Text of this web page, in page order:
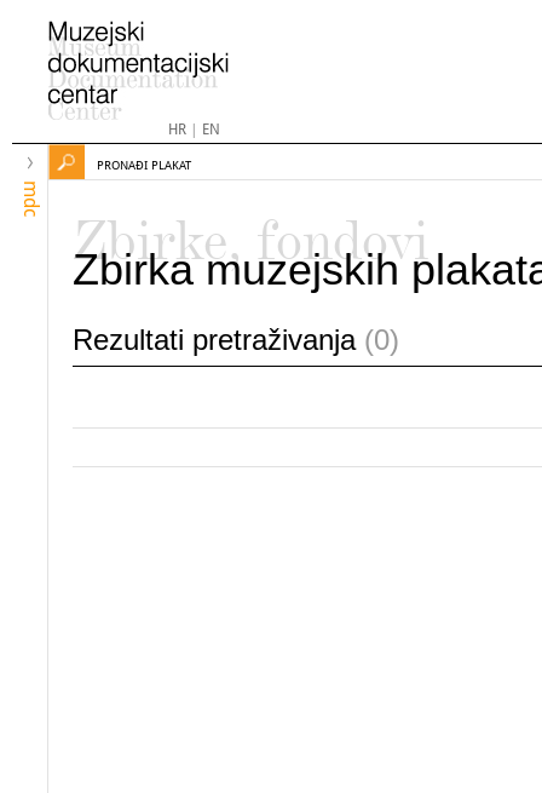
HR| EN
mdc
PRONAĐI PLAKAT
Zbirke, fondovi
Zbirka muzejskih
Rezultati pretraživanja (0)